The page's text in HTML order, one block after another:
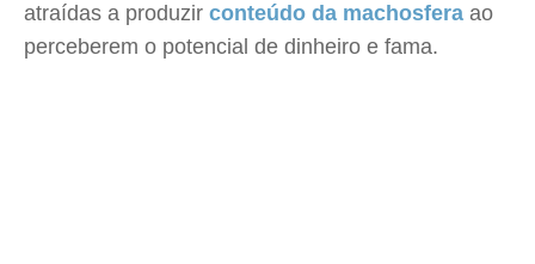
atraídas a produzir conteúdo da machosfera ao
perceberem o potencial de dinheiro e fama.